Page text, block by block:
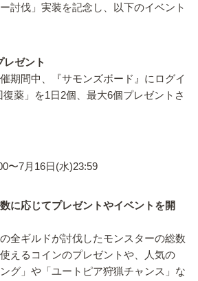
討伐」実装を記念し、以下のイベント
ゼント
期間中、『サモンズボード』にログイ
薬」を1日2個、最大6個プレゼントさ
〜7月16日(水)23:59
に応じてプレゼントやイベントを開
全ギルドが討伐したモンスターの総数
えるコインのプレゼントや、人気の
グ」や「ユートピア狩猟チャンス」な